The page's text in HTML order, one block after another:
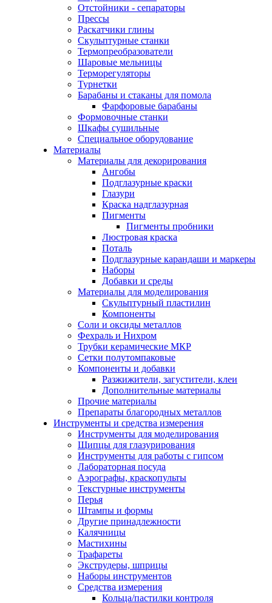
Отстойники - сепараторы
Прессы
Раскатчики глины
Скульптурные станки
Термопреобразователи
Шаровые мельницы
Терморегуляторы
Турнетки
Барабаны и стаканы для помола
Фарфоровые барабаны
Формовочные станки
Шкафы сушильные
Специальное оборудование
Материалы
Материалы для декорирования
Ангобы
Подглазурные краски
Глазури
Краска надглазурная
Пигменты
Пигменты пробники
Люстровая краска
Поталь
Подглазурные карандаши и маркеры
Наборы
Добавки и среды
Материалы для моделирования
Скульптурный пластилин
Компоненты
Соли и оксиды металлов
Фехраль и Нихром
Трубки керамические МКР
Сетки полутомпаковые
Компоненты и добавки
Разжижители, загустители, клеи
Дополнительные материалы
Прочие материалы
Препараты благородных металлов
Инструменты и средства измерения
Инструменты для моделирования
Щипцы для глазурирования
Инструменты для работы с гипсом
Лабораторная посуда
Аэрографы, краскопульты
Текстурные инструменты
Перья
Штампы и формы
Другие принадлежности
Калячницы
Мастихины
Трафареты
Экструдеры, шприцы
Наборы инструментов
Средства измерения
Кольца/пастилки контроля